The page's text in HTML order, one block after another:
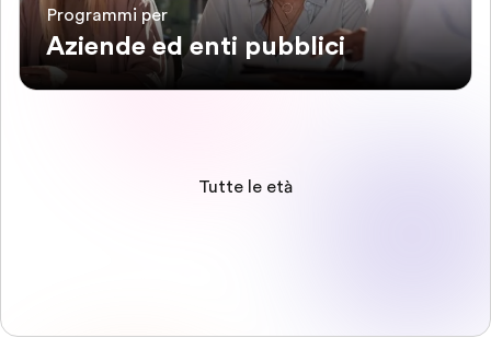
Programmi per
Aziende ed enti pubblici
Tutte le età